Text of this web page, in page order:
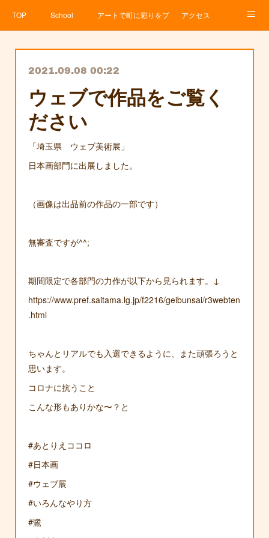
TOP School アートで町に彩りをプロジェクト
アクセス
2021.09.08 00:22
ウェブで作品をご覧く
ださい
「埼玉県 ウェブ美術展」
日本画部門に出展しました。
（画像は出品前の作品の一部です）
無審査ですが^^;
期間限定で各部門の力作が以下から見られます。↓
https://www.pref.saitama.lg.jp/f2216/geibunsai/r3webten
.html
ちゃんとリアルでも入選できるように、また頑張ろうと
思います。
コロナに抗うこと
こんな形もありかな〜？と
#あとりえココロ
#日本画
#ウェブ展
#いろんなやり方
#鷺